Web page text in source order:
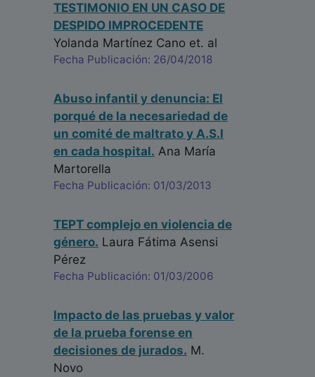
TESTIMONIO EN UN CASO DE
DESPIDO IMPROCEDENTE
Yolanda Martínez Cano et. al
Fecha Publicación: 26/04/2018
Abuso infantil y denuncia: El
porqué de la necesariedad de
un comité de maltrato y A.S.I
en cada hospital. Ana María
Martorella
Fecha Publicación: 01/03/2013
TEPT complejo en violencia de
género. Laura Fátima Asensi
Pérez
Fecha Publicación: 01/03/2006
Impacto de las pruebas y valor
de la prueba forense en
decisiones de jurados. M.
Novo